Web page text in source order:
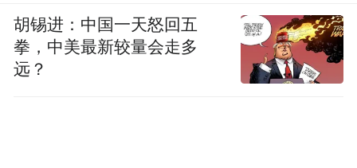
胡锡进：中国一天怒回五
拳，中美最新较量会走多
远？